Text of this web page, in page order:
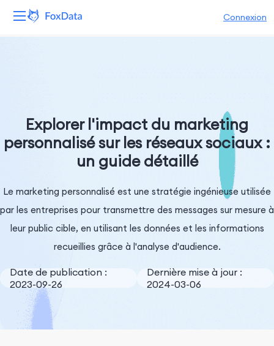
Connexion
Ressources
Entreprise
Explorer l'impact du marketing
personnalisé sur les réseaux sociaux :
un guide détaillé
Le marketing personnalisé est une stratégie ingénieuse utilisée
par les entreprises pour transmettre des messages sur mesure à
leur public cible, en utilisant les données et les informations
recueillies grâce à l'analyse d'audience.
Date de publication :
2023-09-26
Dernière mise à jour :
2024-03-06